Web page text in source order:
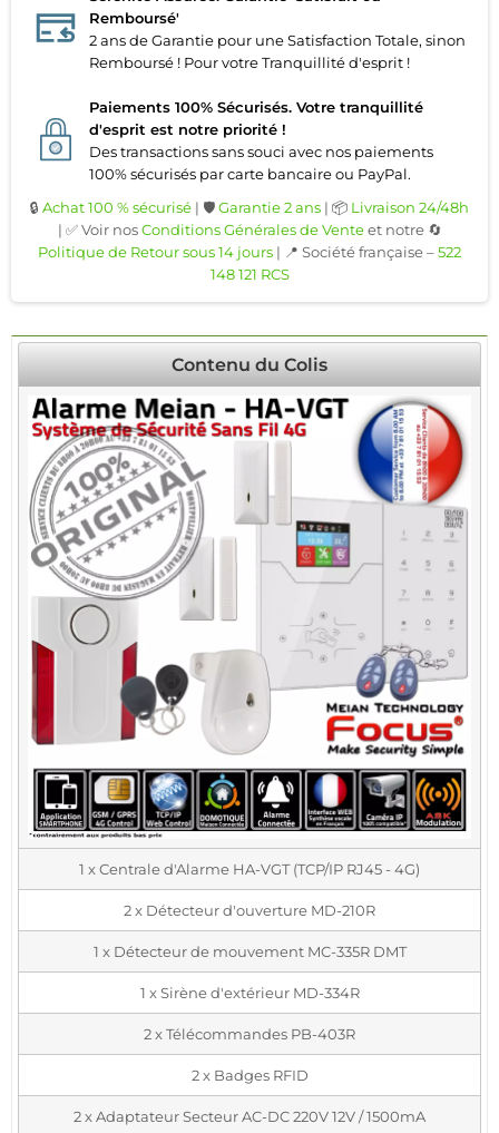
Remboursé'
2 ans de Garantie pour une Satisfaction Totale, sinon
Remboursé ! Pour votre Tranquillité d'esprit !
Paiements 100% Sécurisés. Votre tranquillité
d'esprit est notre priorité !
Des transactions sans souci avec nos paiements
100% sécurisés par carte bancaire ou PayPal.
🔒 Achat 100 % sécurisé | 🛡️Garantie 2 ans | 📦 Livraison 24/48h
| ✅ Voir nosConditions Générales de Venteet notre 🔄
Politique de Retour sous 14 jours | 📍 Société française –522
148 121 RCS
Contenu du Colis
1 x Centrale d'Alarme HA-VGT (TCP/IP RJ45 - 4G)
2 x Détecteur d'ouverture MD-210R
1 x Détecteur de mouvement MC-335R DMT
1 x Sirène d'extérieur MD-334R
2 x Télécommandes PB-403R
2 x Badges RFID
2 x Adaptateur Secteur AC-DC 220V 12V / 1500mA